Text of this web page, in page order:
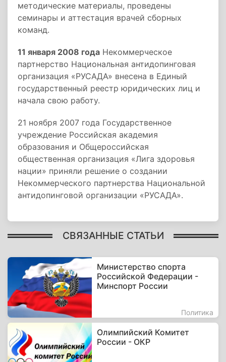
методические материалы, проведены
семинары и аттестация врачей сборных
команд.
11 января 2008 года Некоммерческое
партнерство Национальная антидопинговая
организация «РУСАДА» внесена в Единый
государственный реестр юридических лиц и
начала свою работу.
21 ноября 2007 года Государственное
учреждение Российская академия
образования и Общероссийская
общественная организация «Лига здоровья
нации» приняли решение о создании
Некоммерческого партнерства Национальной
антидопинговой организации «РУСАДА».
СВЯЗАННЫЕ СТАТЬИ
Министерство спорта
Российской Федерации -
Минспорт России
Политика
Олимпийский Комитет
России - ОКР